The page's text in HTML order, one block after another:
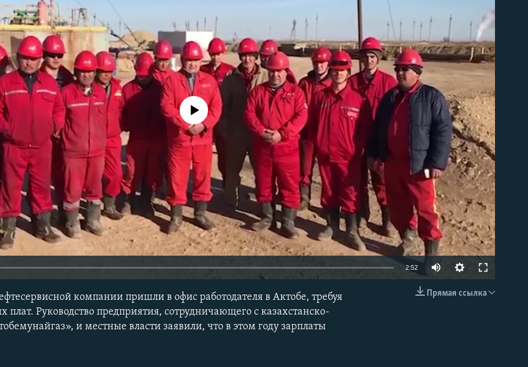
No media source currently available
2:52
Прямая ссылка
компании пришли в офис работодателя в Актобе, требуя
Руководство предприятия, сотрудничающего с казахстанско-
и местные власти заявили, что в этом году зарплаты